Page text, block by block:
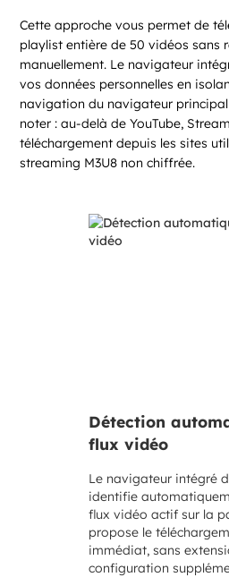
Cette approche vous permet de
playlist entière de 50 vidéos sans
manuellement. Le navigateur
vos données personnelles en
navigation du navigateur
noter : au-delà de YouTube,
téléchargement depuis les sites
streaming M3U8 non chiffrée.
Détection
flux vidéo
Le navigateur intégré
identifie
flux vidéo actif sur la
propose le
immédiat, sans
configuration